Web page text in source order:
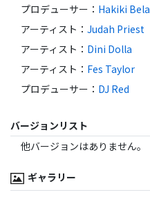
プロデューサー ： Hakiki Bela
アーティスト ： Judah Priest
アーティスト ： Dini Dolla
アーティスト ： Fes Taylor
プロデューサー ： DJ Red
バージョンリスト
他バージョンはありません。
ギャラリー